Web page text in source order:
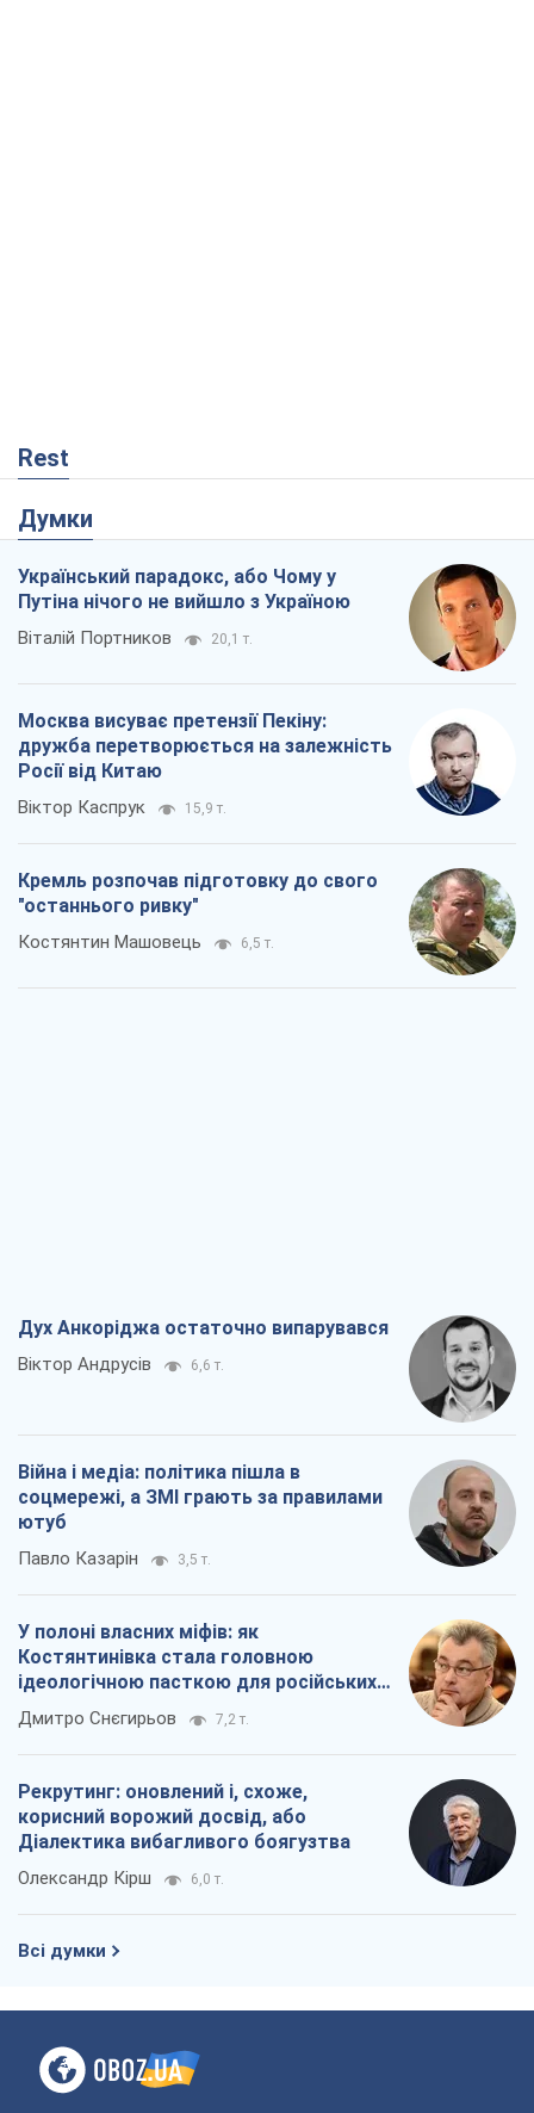
Rest
Думки
Український парадокс, або Чому у
Путіна нічого не вийшло з Україною
Віталій Портников 20,1 т.
Москва висуває претензії Пекіну:
дружба перетворюється на залежність
Росії від Китаю
Віктор Каспрук 15,9 т.
Кремль розпочав підготовку до свого
"останнього ривку"
Костянтин Машовець 6,5 т.
Дух Анкоріджа остаточно випарувався
Віктор Андрусів 6,6 т.
Війна і медіа: політика пішла в
соцмережі, а ЗМІ грають за правилами
ютуб
Павло Казарін 3,5 т.
У полоні власних міфів: як
Костянтинівка стала головною
ідеологічною пасткою для російських
окупантів
Дмитро Снєгирьов 7,2 т.
Рекрутинг: оновлений і, схоже,
корисний ворожий досвід, або
Діалектика вибагливого боягузтва
Олександр Кірш 6,0 т.
Всі думки